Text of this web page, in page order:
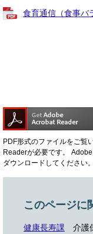
食育通信（食事バ
PDF形式のファイルをご覧
Readerが必要です。
ダウンロードしてください
このページに
健康長寿課
介護